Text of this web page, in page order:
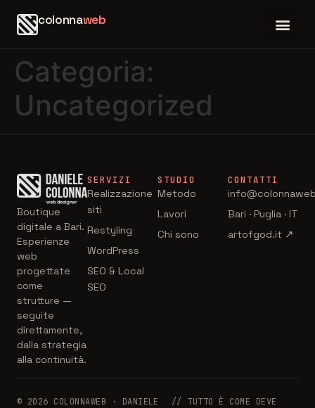
colonnaweb
Categoria:
Uncategorized
Boutique
digitale a Bari.
Esperienze
web
progettate
come
strutture —
seguite
direttamente,
dalla strategia
alla continuità.
SERVIZI
Realizzazione
siti
Restyling
WordPress
SEO & Local
SEO
STUDIO
Metodo
Lavori
Chi sono
CONTATTI
Bari · Puglia · IT
artofgod.it ↗
© 2026 COLONNAWEB · DANIELE
// TUTTO È COME DEVE